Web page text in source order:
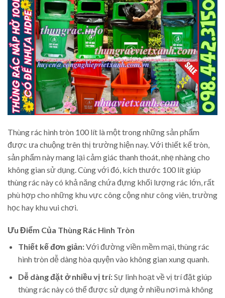
Thùng rác hình tròn 100 lít là một trong những sản phẩm
được ưa chuộng trên thị trường hiện nay. Với thiết kế tròn,
sản phẩm này mang lại cảm giác thanh thoát, nhẹ nhàng cho
không gian sử dụng. Cùng với đó, kích thước 100 lít giúp
thùng rác này có khả năng chứa đựng khối lượng rác lớn, rất
phù hợp cho những khu vực công cộng như công viên, trường
học hay khu vui chơi.
Ưu Điểm Của Thùng Rác Hình Tròn
Thiết kế đơn giản:Với đường viền mềm mại, thùng rác
hình tròn dễ dàng hòa quyện vào không gian xung quanh.
Dễ dàng đặt ở nhiều vị trí:Sự linh hoạt về vị trí đặt giúp
thùng rác này có thể được sử dụng ở nhiều nơi mà không